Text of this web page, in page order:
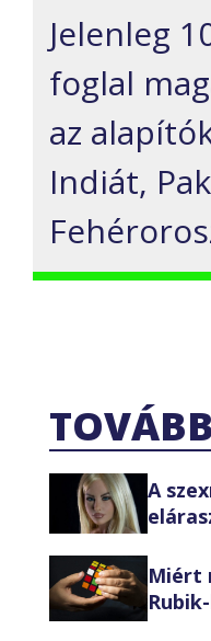
Jelenleg
foglal
az
Indiát,
A
Miért